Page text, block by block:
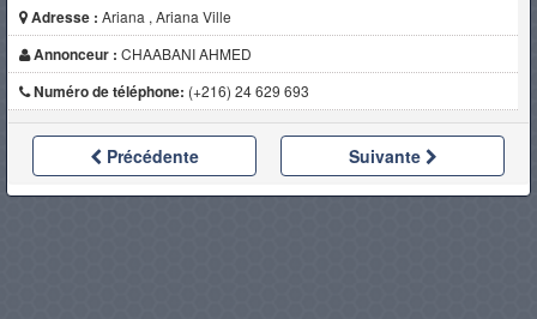
Adresse : Ariana , Ariana Ville
Annonceur : CHAABANI AHMED
Numéro de téléphone: (+216) 24 629 693
Précédente Suivante